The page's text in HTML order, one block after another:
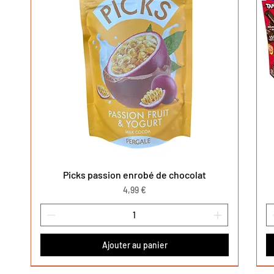
Aperçu rapide
Picks passion enrobé de chocolat
Prix
4,99 €
Ajouter au panier